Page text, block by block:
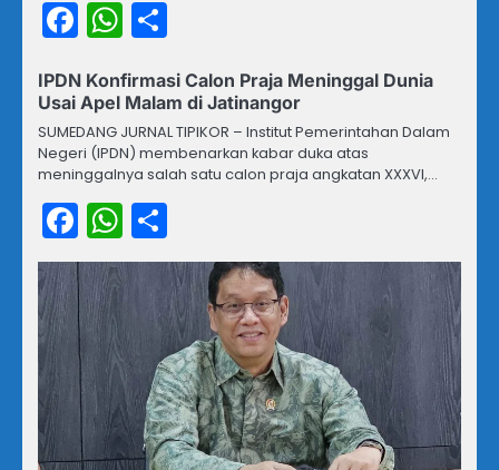
Facebook
WhatsApp
IPDN Konfirmasi Calon Praja Meninggal Dunia
Usai Apel Malam di Jatinangor
SUMEDANG JURNAL TIPIKOR – Institut Pemerintahan Dalam
Negeri (IPDN) membenarkan kabar duka atas
meninggalnya salah satu calon praja angkatan XXXVI,…
Facebook
WhatsApp